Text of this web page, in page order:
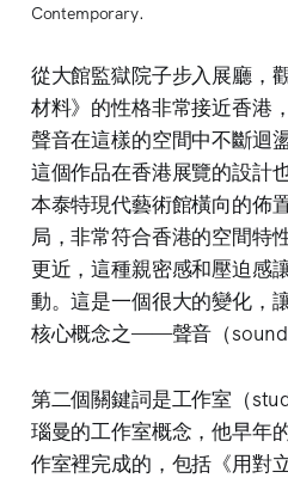
Contemporary.
從大館監獄院子步入展廳，
材料》的性格非常接近香港
聲音在這樣的空間中不斷迴
這個作品在香港展覽的設計
本泰特現代藝術館橫向的佈
局，非常符合香港的空間特
更近，這種親密感和壓迫感
動。這是一個很大的變化，
核心概念之——聲音（sound
第二個關鍵詞是工作室（
瑙曼的工作室概念，他早年
作室裡完成的，包括《用對